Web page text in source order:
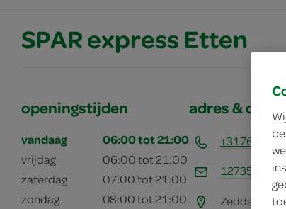
SPAR express Etten
openingstijden
vandaag 06:00 tot 21:00
vrijdag
06:00 tot 21:00
zaterdag
07:00 tot 21:00
zondag
08:00 tot 21:00
adres &